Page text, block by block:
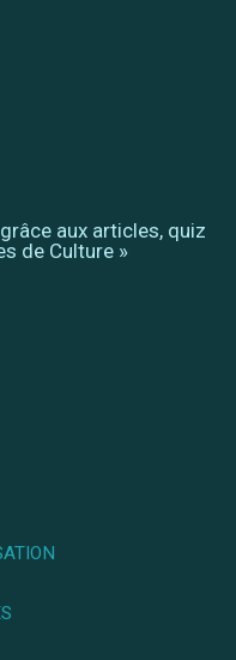
aux articles, quiz
de Culture »